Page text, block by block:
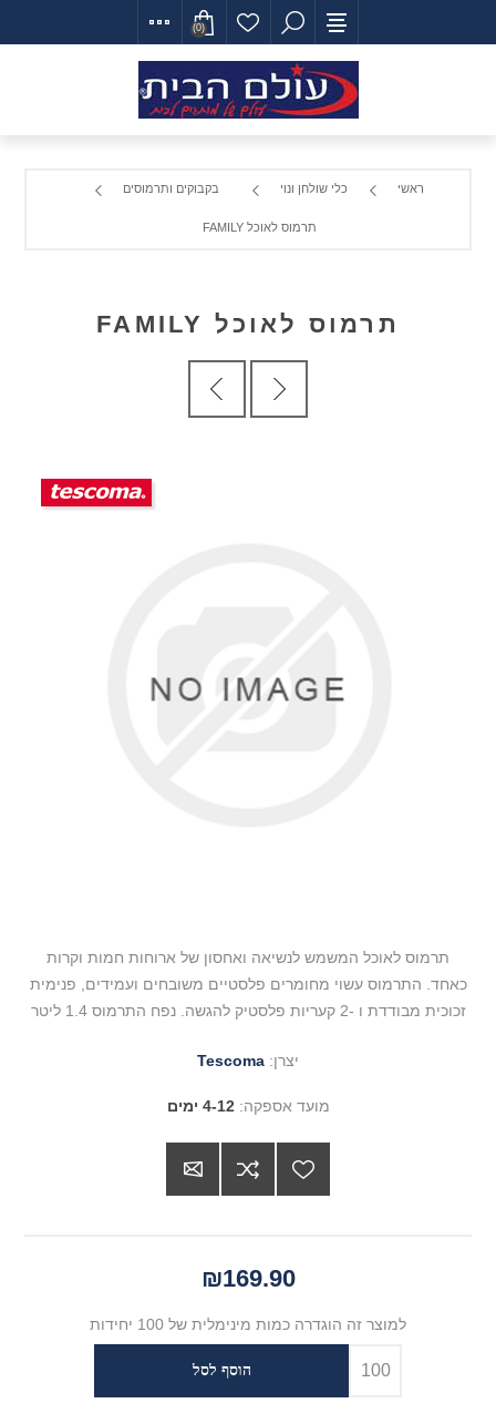
(0)
ראשי כלי שולחן ונוי בקבוקים ותרמוסים
תרמוס לאוכל FAMILY
תרמוס לאוכל FAMILY
תרמוס לאוכל המשמש לנשיאה ואחסון של ארוחות חמות וקרות
כאחד. התרמוס עשוי מחומרים פלסטיים משובחים ועמידים, פנימית
זכוכית מבודדת ו -2 קעריות פלסטיק להגשה. נפח התרמוס 1.4 ליטר
יצרן: Tescoma
מועד אספקה: 4-12 ימים
₪169.90
למוצר זה הוגדרה כמות מינימלית של 100 יחידות